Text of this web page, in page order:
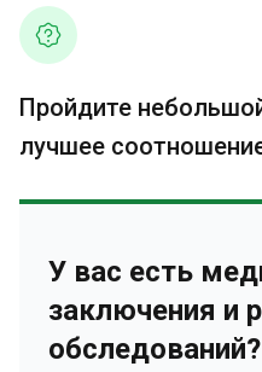
Пройдите
лучшее
У вас есть
заключения и
обследований?